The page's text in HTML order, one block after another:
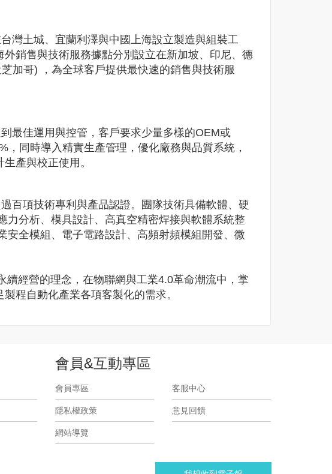
土城、宜蘭利澤與中國上海設立製造與組裝工
銷售與技術服務據點分別設立在新加坡、印尼、德
加哥) ，為全球客戶提供最快速的銷售與技術服
佳運用與控管，客戶要求少量多樣的OEM或
同時導入精實生產管理，優化廠務與品質系統，
產與校正使用。
項技術專利與產品認證。團隊技術具備軟體、硬
力分析、模具設計、高真空精密焊接與軟體系統整
全模組、電子電路設計、高頻射頻模組開發、微
經營的理念，在物聯網與工業4.0革命潮流中，掌
程自動化產業各項客製化的需求。
會員&互動專區
會員專區 客服中心
隱私權政策 意見回饋
網站導覽